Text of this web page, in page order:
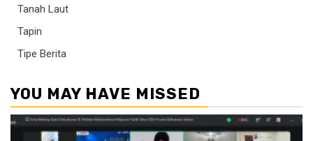
Tanah Laut
Tapin
Tipe Berita
YOU MAY HAVE MISSED